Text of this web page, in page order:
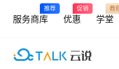
推荐
服务商库
促销
优惠
教
学堂